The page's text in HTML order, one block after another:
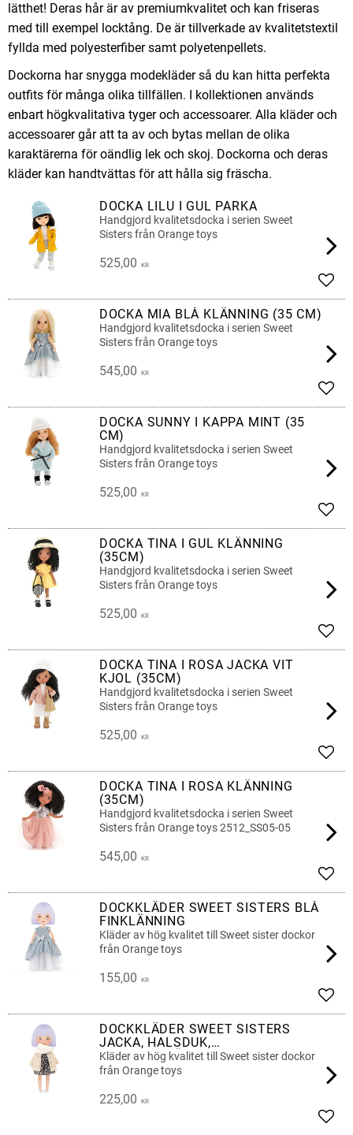
lätthet! Deras hår är av premiumkvalitet och kan friseras
med till exempel locktång. De är tillverkade av kvalitetstextil
fyllda med polyesterfiber samt polyetenpellets.
Dockorna har snygga modekläder så du kan hitta perfekta
outfits för många olika tillfällen. I kollektionen används
enbart högkvalitativa tyger och accessoarer. Alla kläder och
accessoarer går att ta av och bytas mellan de olika
karaktärerna för oändlig lek och skoj. Dockorna och deras
kläder kan handtvättas för att hålla sig fräscha.
DOCKA LILU I GUL PARKA
Handgjord kvalitetsdocka i serien Sweet
Sisters från Orange toys
525,00 KR
DOCKA MIA BLÅ KLÄNNING (35 CM)
Handgjord kvalitetsdocka i serien Sweet
Sisters från Orange toys
545,00 KR
DOCKA SUNNY I KAPPA MINT (35
CM)
Handgjord kvalitetsdocka i serien Sweet
Sisters från Orange toys
525,00 KR
DOCKA TINA I GUL KLÄNNING
(35CM)
Handgjord kvalitetsdocka i serien Sweet
Sisters från Orange toys
525,00 KR
DOCKA TINA I ROSA JACKA VIT
KJOL (35CM)
Handgjord kvalitetsdocka i serien Sweet
Sisters från Orange toys
525,00 KR
DOCKA TINA I ROSA KLÄNNING
(35CM)
Handgjord kvalitetsdocka i serien Sweet
Sisters från Orange toys 2512_SS05-05
545,00 KR
DOCKKLÄDER SWEET SISTERS BLÅ
FINKLÄNNING
Kläder av hög kvalitet till Sweet sister dockor
från Orange toys
155,00 KR
DOCKKLÄDER SWEET SISTERS
JACKA, HALSDUK,
LEOPARDKLÄNNING
Kläder av hög kvalitet till Sweet sister dockor
från Orange toys
225,00 KR